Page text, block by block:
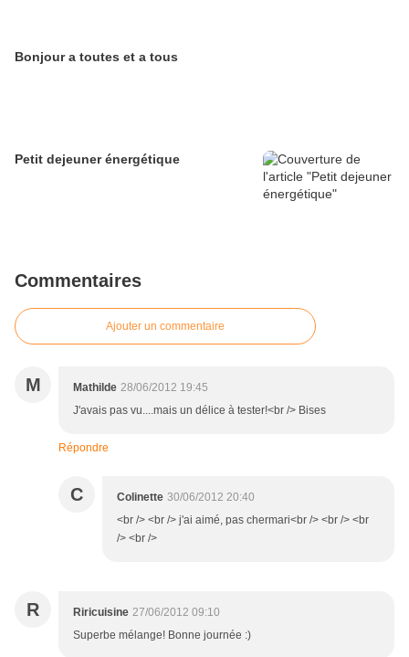
Bonjour a toutes et a tous
Petit dejeuner énergétique
Commentaires
Ajouter un commentaire
M Mathilde 28/06/2012 19:45
J'avais pas vu....mais un délice à tester!<br /> Bises
Répondre
C Colinette 30/06/2012 20:40
<br /> <br /> j'ai aimé, pas chermari<br /> <br /> <br
/> <br />
R Riricuisine 27/06/2012 09:10
Superbe mélange! Bonne journée :)